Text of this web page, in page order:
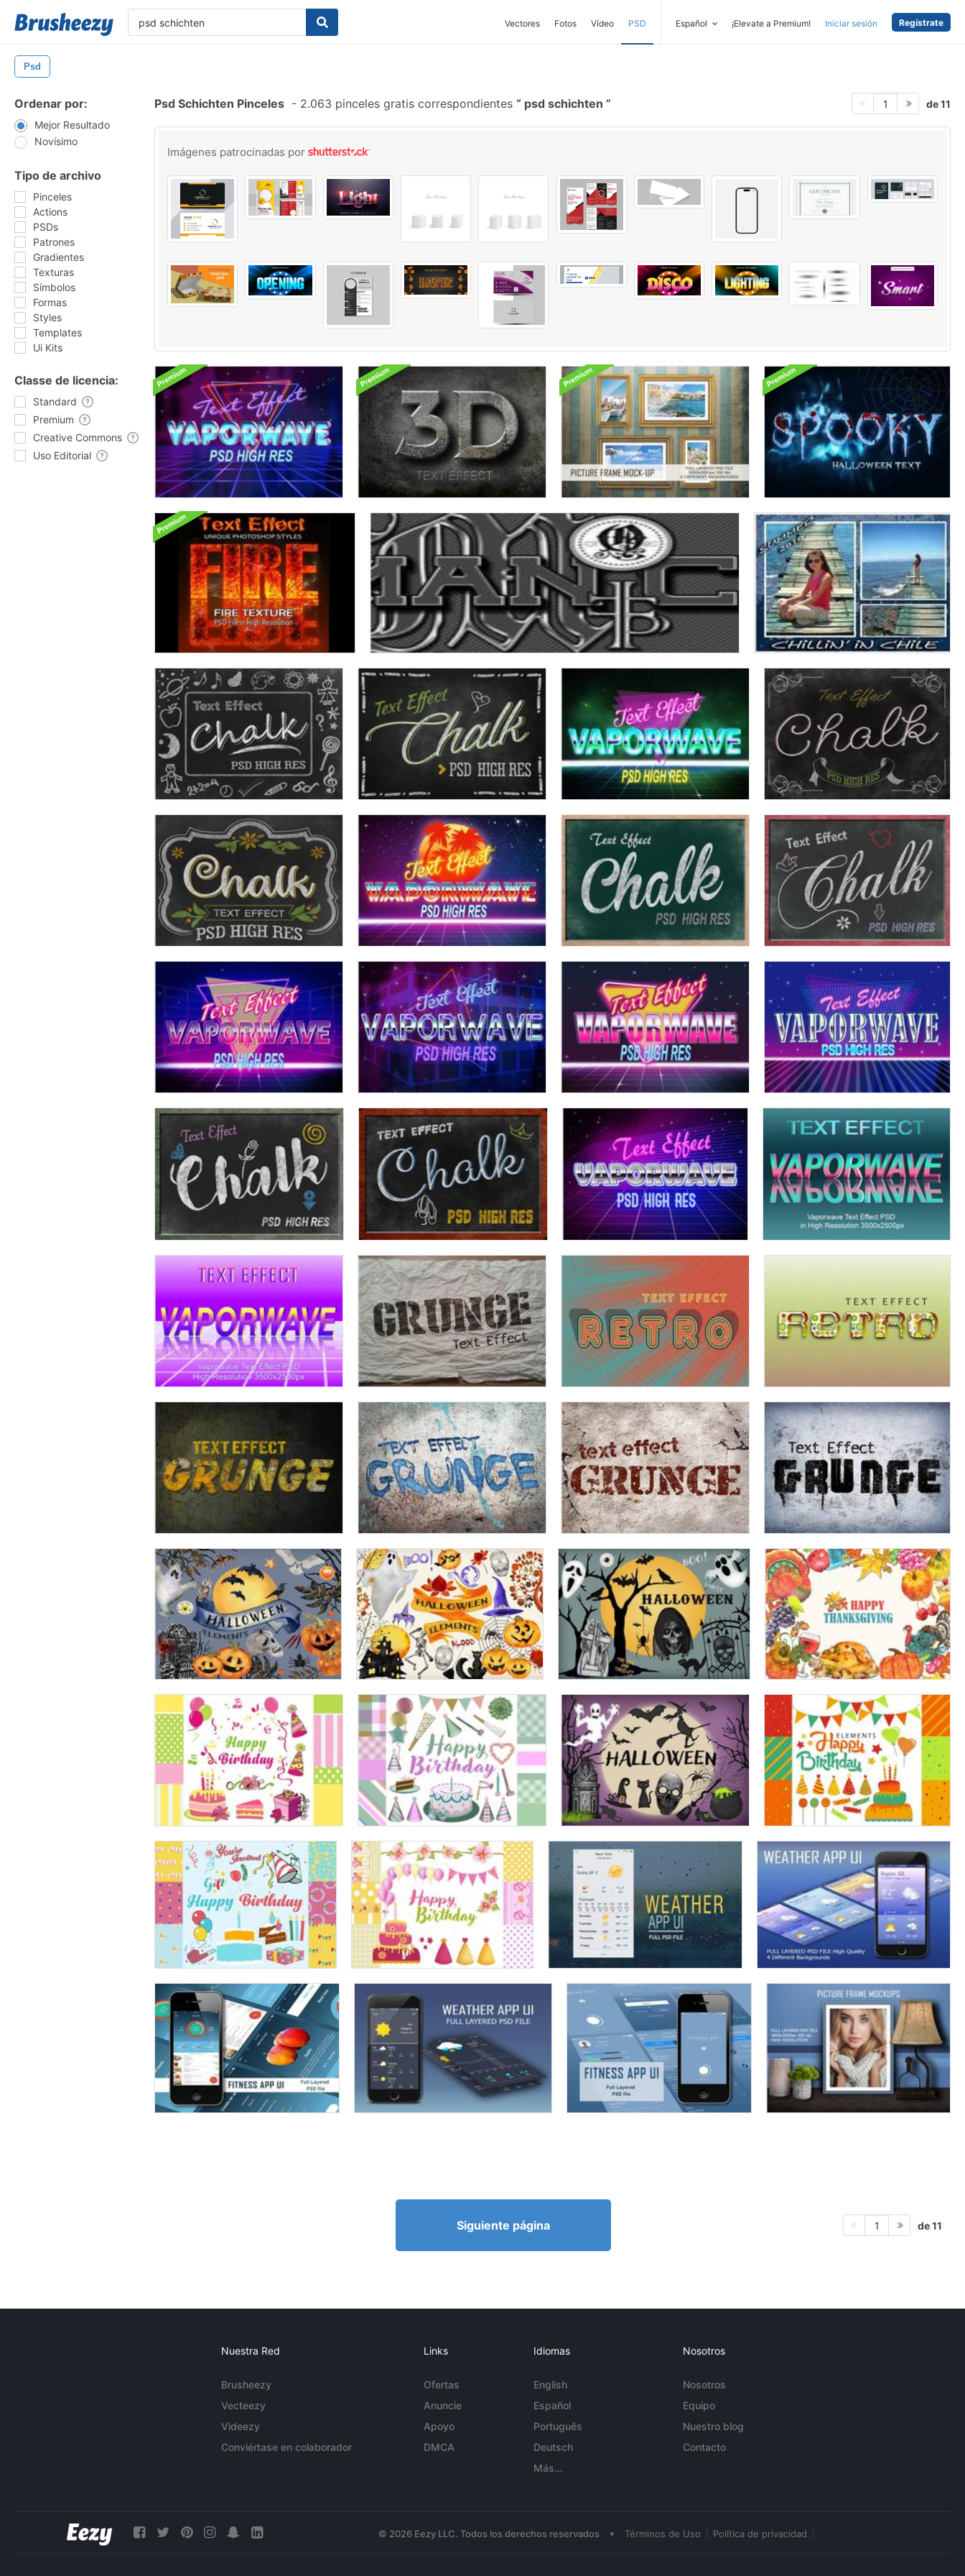
Vectores Fotos Vídeo PSD Español ¡Elevate a Premium! Iniciar sesión Regístrate
Psd
Ordenar por:
Mejor Resultado
Novísimo
Tipo de archivo
Pinceles
Actions
PSDs
Patrones
Gradientes
Texturas
Símbolos
Formas
Styles
Templates
Ui Kits
Classe de licencia:
Standard
Premium
Creative Commons
Uso Editorial
Psd Schichten Pinceles - 2.063 pinceles gratis correspondientes psd schichten 1 de 11
Imágenes patrocinadas por
Siguiente página 1 de 11
Nuestra Red
Brusheezy
Vecteezy
Videezy
Conviértase en colaborador
Links
Ofertas
Anuncie
Apoyo
DMCA
Idiomas
English
Español
Português
Deutsch
Más...
Nosotros
Nosotros
Equipo
Nuestro blog
Contacto
© 2026 Eezy LLC. Todos los derechos reservados • Términos de Uso Política de privacidad